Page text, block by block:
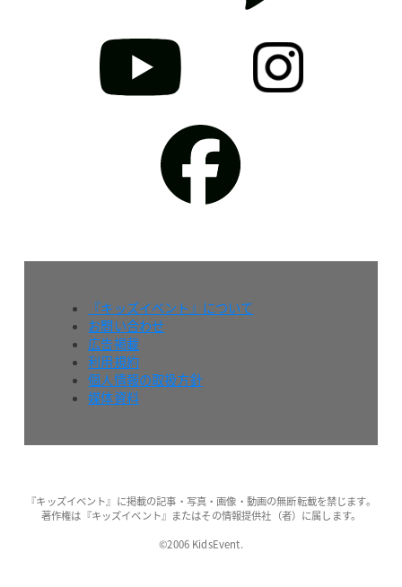
『キッズイベント』について
お問い合わせ
広告掲載
利用規約
個人情報の取扱方針
媒体資料
『キッズイベント』に掲載の記事・写真・画像・動画の無断転載を禁じます。
著作権は『キッズイベント』またはその情報提供社（者）に属します。
©2006 KidsEvent.